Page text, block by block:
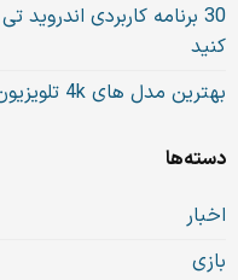
30 برنامه کاربردی
کنید
بهترین مدل های 4k تلویزیون سونی
دسته‌ها
اخبار
بازی